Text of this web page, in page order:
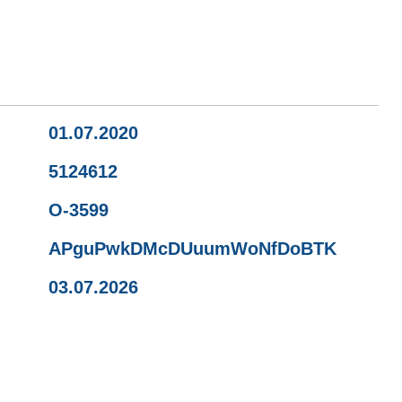
01.07.2020
5124612
O-3599
APguPwkDMcDUuumWoNfDoBTK
03.07.2026